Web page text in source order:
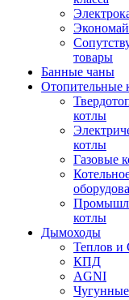
товары
Банные чаны
Отопительные
котлы
котлы
Газовые
котлы
Дымоходы
Теплов и
КПД
AGNI